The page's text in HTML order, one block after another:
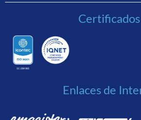
Certificados
Enlaces de